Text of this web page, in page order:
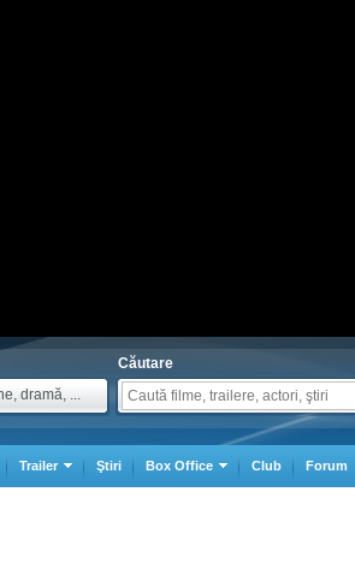
dramă, ...
Căutare
Trailer Ştiri Box Office Club Forum